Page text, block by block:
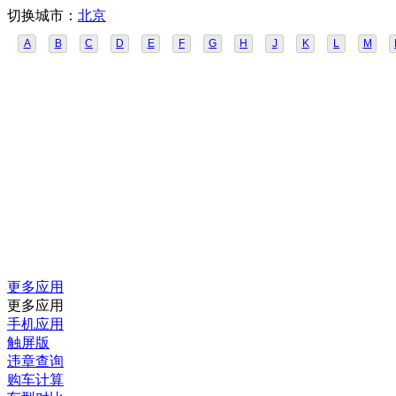
切换城市： 北京
A B C D E F G H J K L M
更多应用
更多应用
手机应用
触屏版
违章查询
购车计算